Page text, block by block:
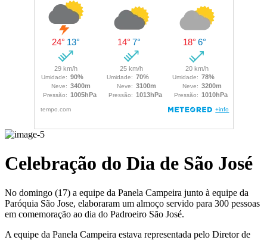
Celebração do Dia de São José
No domingo (17) a equipe da Panela Campeira junto à equipe da
Paróquia São Jose, elaboraram um almoço servido para 300 pessoas
em comemoração ao dia do Padroeiro São José.
A equipe da Panela Campeira estava representada pelo Diretor de